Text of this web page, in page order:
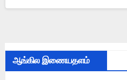
ஆங்கில இணையதளம்